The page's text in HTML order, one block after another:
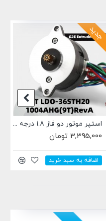
جدید
استپر موتور دو فاز 1.8 درجه LDO-36STH20-1004AHG(9T)
3,395,000 تومان
اضافه به سبد خرید